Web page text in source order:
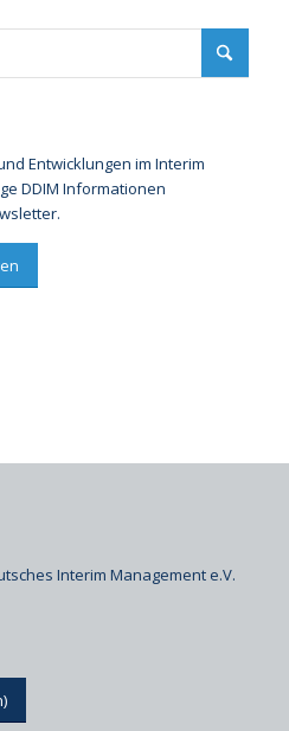
Entwicklungen im Interim
DDIM Informationen
Interim Management e.V.